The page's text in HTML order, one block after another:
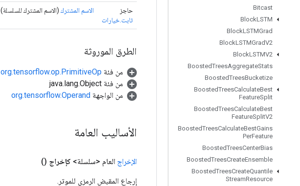
Bitcast
BlockLSTM
BlockLSTMGrad
BlockLSTMGradV2
BlockLSTMV2
BoostedTreesAggregateStats
BoostedTreesBucketize
BoostedTreesCalculateBest
FeatureSplit
BoostedTreesCalculateBest
FeatureSplitV2
BoostedTreesCalculateBestGains
PerFeature
BoostedTreesCenterBias
BoostedTreesCreateEnsemble
BoostedTreesCreateQuantile
StreamResource
حاجز
ثابت.خيارات
الاسم المشترك (الاسم المشترك للسلسلة)
الطرق الموروثة
من فئة org.tensorflow.op.PrimitiveOp
من فئة java.lang.Object
من الواجهة org.tensorflow.Operand
الأساليب العامة
الإخراج العام <سلسلة> كإخراج ()
إرجاع المقبض الرمزي للموتر.